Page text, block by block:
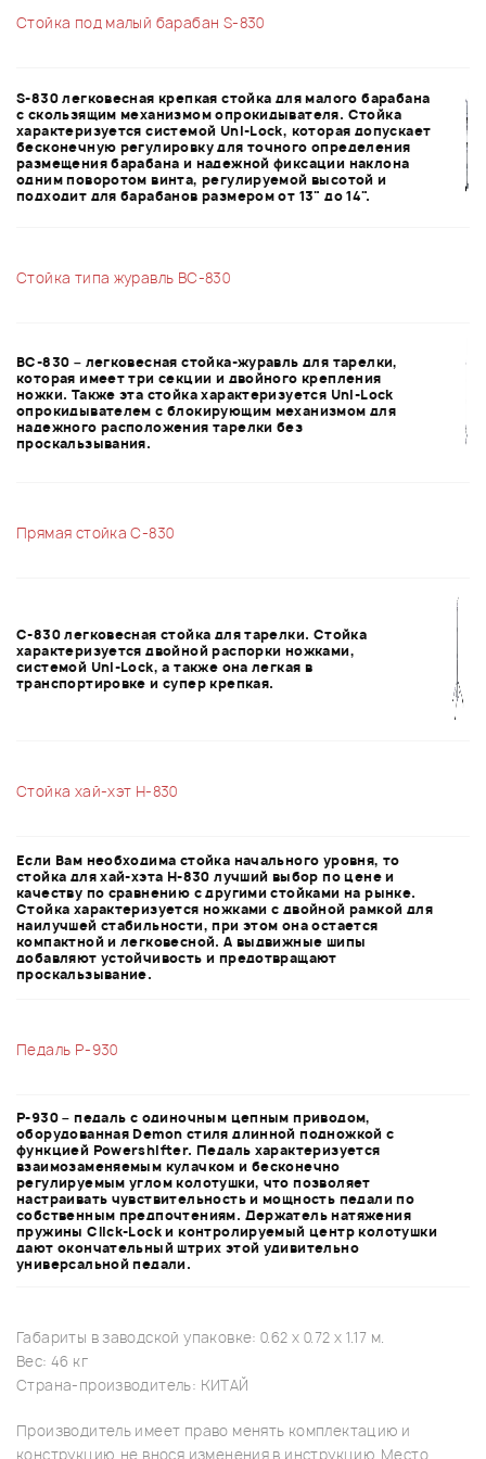
Стойка под малый барабан S-830
S-830 легковесная крепкая стойка для малого барабана
с скользящим механизмом опрокидывателя. Стойка
характеризуется системой Uni-Lock, которая допускает
бесконечную регулировку для точного определения
размещения барабана и надежной фиксации наклона
одним поворотом винта, регулируемой высотой и
подходит для барабанов размером от 13" до 14".
Стойка типа журавль BC-830
BC-830 – легковесная стойка-журавль для тарелки,
которая имеет три секции и двойного крепления
ножки. Также эта стойка характеризуется Uni-Lock
опрокидывателем с блокирующим механизмом для
надежного расположения тарелки без
проскальзывания.
Прямая стойка C-830
C-830 легковесная стойка для тарелки. Стойка
характеризуется двойной распорки ножками,
системой Uni-Lock, а также она легкая в
транспортировке и супер крепкая.
Стойка хай-хэт Н-830
Если Вам необходима стойка начального уровня, то
стойка для хай-хэта Н-830 лучший выбор по цене и
качеству по сравнению с другими стойками на рынке.
Стойка характеризуется ножками с двойной рамкой для
наилучшей стабильности, при этом она остается
компактной и легковесной. А выдвижные шипы
добавляют устойчивость и предотвращают
проскальзывание.
Педаль P-930
P-930 – педаль с одиночным цепным приводом,
оборудованная Demon стиля длинной подножкой с
функцией Powershifter. Педаль характеризуется
взаимозаменяемым кулачком и бесконечно
регулируемым углом колотушки, что позволяет
настраивать чувствительность и мощность педали по
собственным предпочтениям. Держатель натяжения
пружины Click-Lock и контролируемый центр колотушки
дают окончательный штрих этой удивительно
универсальной педали.
Габариты в заводской упаковке: 0.62 x 0.72 x 1.17 м.
Вес: 46 кг
Страна-производитель: КИТАЙ
Производитель имеет право менять комплектацию и